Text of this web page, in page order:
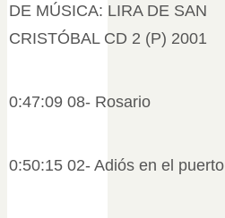
DE MÚSICA: LIRA DE SAN
CRISTÓBAL CD 2 (P) 2001
0:47:09 08- Rosario
0:50:15 02- Adiós en el puerto